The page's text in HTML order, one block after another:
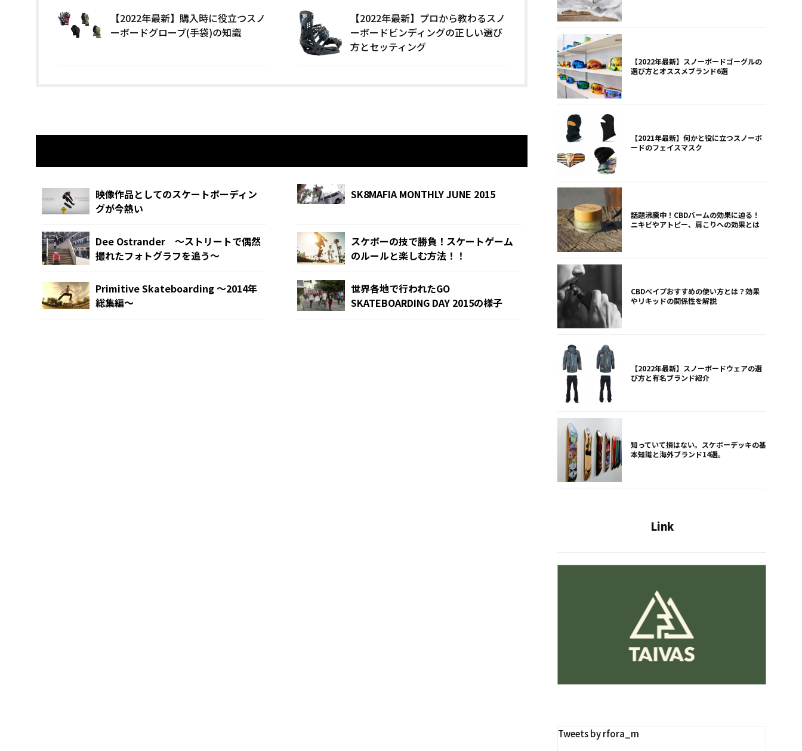
【2022年最新】購入時に役立つスノ
ーボードグローブ(手袋)の知識
【2022年最新】プロから教わるスノ
ーボードビンディングの正しい選び
方とセッティング
映像作品としてのスケートボーディン
グが今熱い
SK8MAFIA MONTHLY JUNE 2015
Dee Ostrander 〜ストリートで偶然
撮れたフォトグラフを追う〜
スケボーの技で勝負！スケートゲーム
のルールと楽しむ方法！！
Primitive Skateboarding ～2014年
総集編～
世界各地で行われたGO
SKATEBOARDING DAY 2015の様子
【2022年最新】スノーボードゴーグルの
選び方とオススメブランド6選
【2021年最新】何かと役に立つスノーボ
ードのフェイスマスク
話題沸騰中！CBDバームの効果に迫る！
ニキビやアトピー、肩こりへの効果とは
CBDベイプおすすめの使い方とは？効果
やリキッドの関係性を解説
【2022年最新】スノーボードウェアの選
び方と有名ブランド紹介
知っていて損はない。スケボーデッキの基
本知識と海外ブランド14選。
Link
Tweets by rfora_m